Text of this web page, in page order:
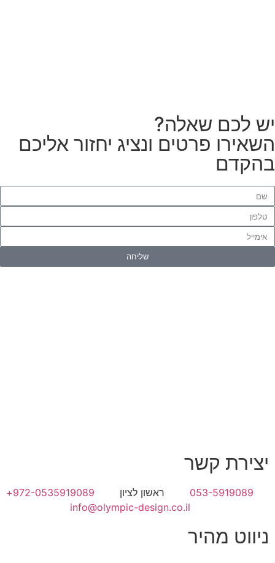
לכם שאלה?
פרטים ונציג יחזור אליכם
שליחה
ניווט מהיר
יצירת קשר
053-5919089 ראשון לציון
972-0535919089+
info@olympic-design.co.il